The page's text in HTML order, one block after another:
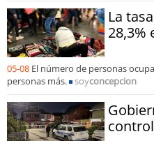
La
28,3%
05-08 El número de personas
personas más.
soyconcepcion